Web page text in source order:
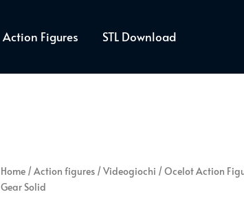
Action Figures STL Download
Home /Action figures /Videogiochi / Ocelot Action
Gear Solid